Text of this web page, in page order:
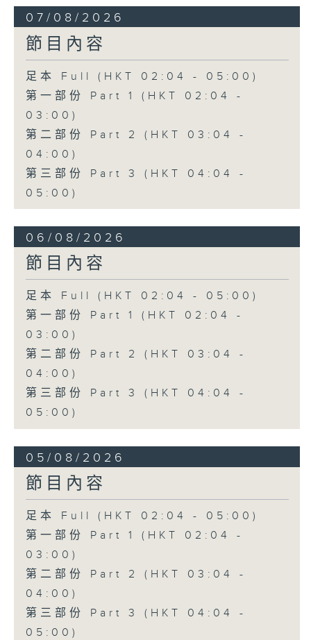
07/08/2026
節目內容
足本 Full (HKT 02:04 - 05:00)
第一部份 Part 1 (HKT 02:04 -
03:00)
第二部份 Part 2 (HKT 03:04 -
04:00)
第三部份 Part 3 (HKT 04:04 -
05:00)
06/08/2026
節目內容
足本 Full (HKT 02:04 - 05:00)
第一部份 Part 1 (HKT 02:04 -
03:00)
第二部份 Part 2 (HKT 03:04 -
04:00)
第三部份 Part 3 (HKT 04:04 -
05:00)
05/08/2026
節目內容
足本 Full (HKT 02:04 - 05:00)
第一部份 Part 1 (HKT 02:04 -
03:00)
第二部份 Part 2 (HKT 03:04 -
04:00)
第三部份 Part 3 (HKT 04:04 -
05:00)